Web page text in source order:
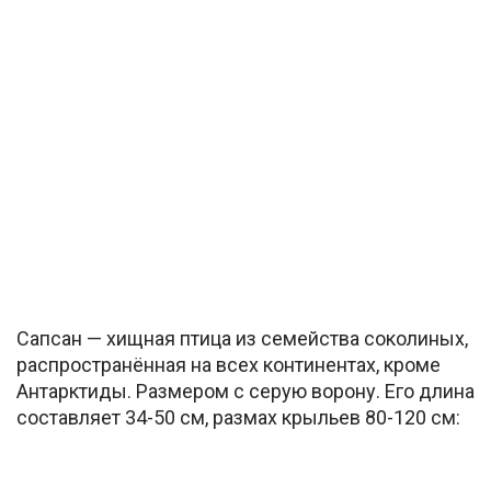
Сапсан — хищная птица из семейства соколиных,
распространённая на всех континентах, кроме
Антарктиды. Размером с серую ворону. Его длина
составляет 34-50 см, размах крыльев 80-120 см: